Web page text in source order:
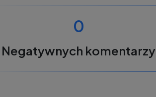
0
Negatywnych komentarzy